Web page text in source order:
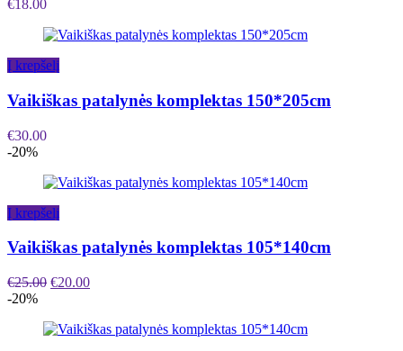
€18.00
Į krepšelį
Vaikiškas patalynės komplektas 150*205cm
€30.00
-20%
Į krepšelį
Vaikiškas patalynės komplektas 105*140cm
€25.00 €20.00
-20%